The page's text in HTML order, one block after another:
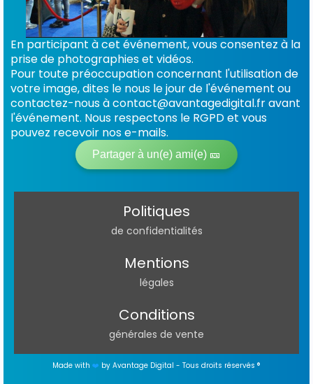
Annabel(Besançon, France)
à réservé son audit
En participant à cet événement, vous consentez à la
prise de photographies et vidéos.
Pour toute préoccupation concernant l'utilisation de
votre image, dites le nous le jour de l'événement ou
contactez-nous à contact@avantagedigital.fr avant
l'événement. Nous respectons le RGPD et vous
pouvez recevoir nos e-mails.
Partager à un(e) ami(e) 🎫
Politiques
de confidentialités
Mentions
légales
Conditions
générales de vente
Made with ❤️ by Avantage Digital - Tous droits réservés ®